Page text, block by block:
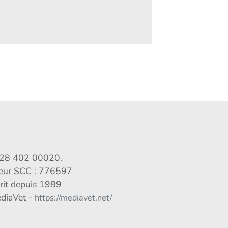
402 00020.
SCC : 776597
depuis 1989
- https://mediavet.net/